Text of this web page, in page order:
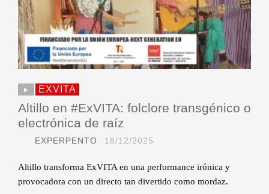
EXVITA
Altillo en #ExVITA: folclore transgénico o
electrónica de raíz
EXPERPENTO 18/12/2025
Altillo transforma ExVITA en una performance irónica y
provocadora con un directo tan divertido como mordaz.